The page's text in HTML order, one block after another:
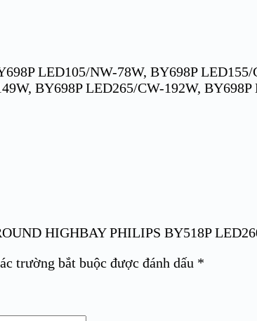
LED105/NW-78W, BY698P
BY698P LED265/CW-192W,
HIGHBAY PHILIPS BY518P
trường bắt buộc được đánh dấu *